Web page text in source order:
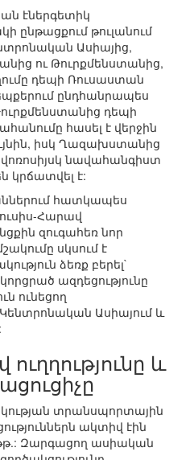
էներգետիկ
ընթացքում թուլանում
Ասիայից,
ու Թուրքմենստանից,
դեպի Ռուսաստան
ընդհանրապես
դեպի
հասել է վերջին
իսկ Ղազախստանից
նավահանգիստ
կրճատվել է:
հատկապես
Հարավ
զուգահեռ նոր
սկսում է
ձեռք բերել`
ազդեցությունը
ունեցող
Ասիայում և
և
տրանսպորտային
ակտիվ էին
Զարգացող ասիական